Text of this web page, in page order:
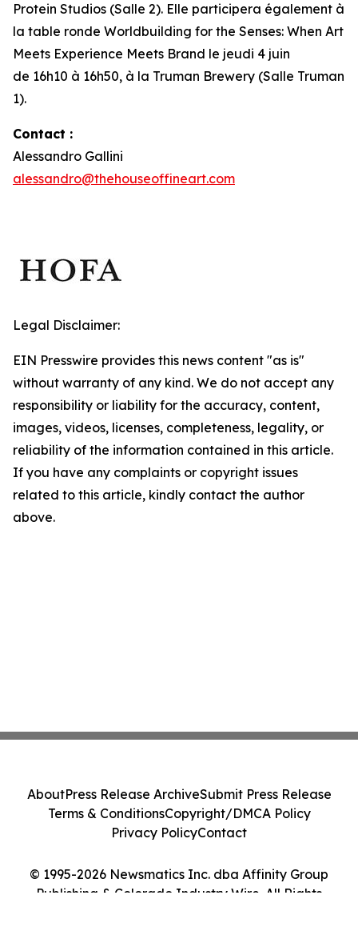
Protein Studios (Salle 2). Elle participera également à
la table ronde Worldbuilding for the Senses: When Art
Meets Experience Meets Brand le jeudi 4 juin
de 16h10 à 16h50, à la Truman Brewery (Salle Truman
1).
Contact :
Alessandro Gallini
alessandro@thehouseoffineart.com
Legal Disclaimer:
EIN Presswire provides this news content "as is"
without warranty of any kind. We do not accept any
responsibility or liability for the accuracy, content,
images, videos, licenses, completeness, legality, or
reliability of the information contained in this article.
If you have any complaints or copyright issues
related to this article, kindly contact the author
above.
© 1995-2026 Newsmatics Inc. dba Affinity Group
Publishing & Colorado Industry Wire. All Rights
AboutPress Release ArchiveSubmit Press Release
Terms & ConditionsCopyright/DMCA Policy
Privacy PolicyContact